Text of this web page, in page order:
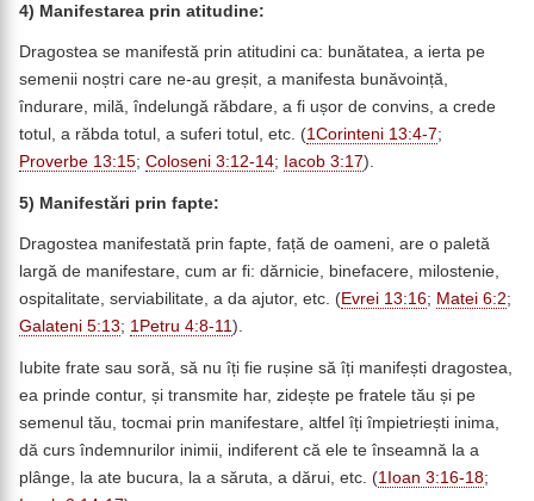
4) Manifestarea prin atitudine:
Dragostea se manifestă prin atitudini ca: bunătatea, a ierta pe
semenii noștri care ne-au greșit, a manifesta bunăvoință,
îndurare, milă, îndelungă răbdare, a fi ușor de convins, a crede
totul, a răbda totul, a suferi totul, etc. (1Corinteni 13:4-7;
Proverbe 13:15; Coloseni 3:12-14; Iacob 3:17).
5) Manifestări prin fapte:
Dragostea manifestată prin fapte, față de oameni, are o paletă
largă de manifestare, cum ar fi: dărnicie, binefacere, milostenie,
ospitalitate, serviabilitate, a da ajutor, etc. (Evrei 13:16; Matei 6:2;
Galateni 5:13; 1Petru 4:8-11).
Iubite frate sau soră, să nu îți fie rușine să îți manifești dragostea,
ea prinde contur, și transmite har, zidește pe fratele tău și pe
semenul tău, tocmai prin manifestare, altfel îți împietriești inima,
dă curs îndemnurilor inimii, indiferent că ele te înseamnă la a
plânge, la ate bucura, la a săruta, a dărui, etc. (1Ioan 3:16-18;